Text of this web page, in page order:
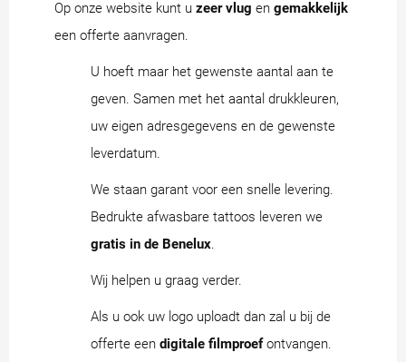
Op onze website kunt u zeer vlug en gemakkelijk
een offerte aanvragen.
U hoeft maar het gewenste aantal aan te
geven. Samen met het aantal drukkleuren,
uw eigen adresgegevens en de gewenste
leverdatum.
We staan garant voor een snelle levering.
Bedrukte afwasbare tattoos leveren we
gratis in de Benelux.
Wij helpen u graag verder.
Als u ook uw logo uploadt dan zal u bij de
offerte een digitale filmproefontvangen.